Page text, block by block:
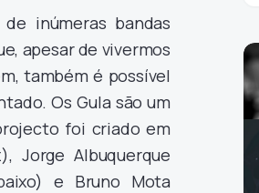
inúmeras bandas
apesar de vivermos
também é possível
Os Gula são um
foi criado em
Jorge Albuquerque
e Bruno Mota